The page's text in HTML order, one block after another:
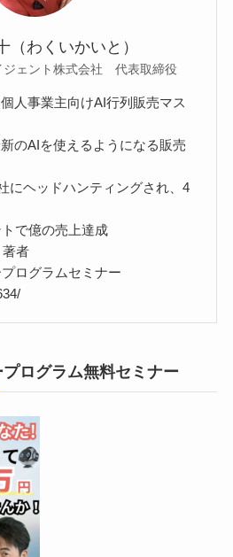
（わくいかいと）
ジェント株式会社 代表取締役
人事業主向けAI行列販売マス
のAIを使えるようになる販売
にヘッドハンティングされ、4
で億の売上達成
者
ログラムセミナー
ログラム無料セミナー